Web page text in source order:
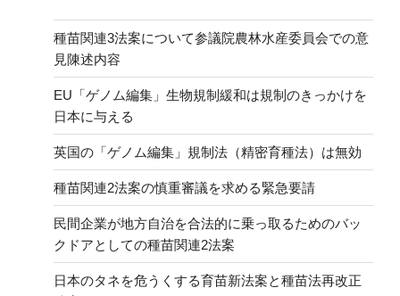
種苗関連3法案について参議院農林水産委員会での意
見陳述内容
EU「ゲノム編集」生物規制緩和は規制のきっかけを
日本に与える
英国の「ゲノム編集」規制法（精密育種法）は無効
種苗関連2法案の慎重審議を求める緊急要請
民間企業が地方自治を合法的に乗っ取るためのバッ
クドアとしての種苗関連2法案
日本のタネを危うくする育苗新法案と種苗法再改正